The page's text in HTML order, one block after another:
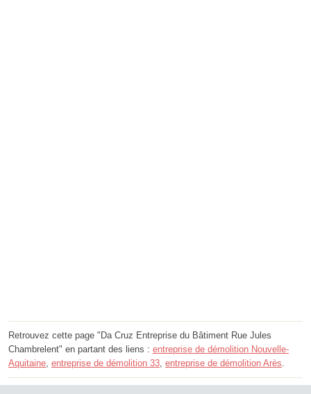
Retrouvez cette page "Da Cruz Entreprise du Bâtiment Rue Jules
Chambrelent" en partant des liens : entreprise de démolition Nouvelle-
Aquitaine, entreprise de démolition 33, entreprise de démolition Arès.